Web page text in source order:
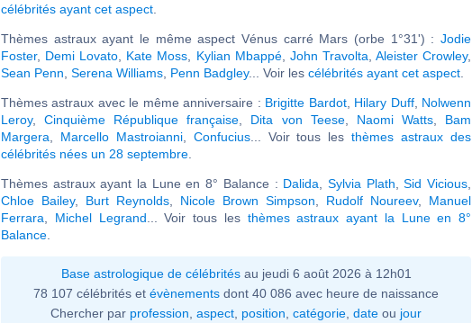
célébrités ayant cet aspect
Thèmes astraux ayant le même aspect Vénus carré Mars (orbe 1°31') : Jodie
Foster, Demi Lovato Kate Moss Kylian Mbappé, John Travolta Aleister Crowley,
Sean Penn Serena Williams Penn Badgley... Voir les célébrités ayant cet aspect
Thèmes astraux avec le même anniversaire : Brigitte Bardot, Hilary Duff, Nolwenn
Leroy,Cinquième République française Dita von Teese, Naomi Watts, Bam
Margera
Marcello Mastroianni, Confucius... Voir tous lesthèmes astraux des
célébrités nées un 28 septembre
Thèmes astraux ayant la Lune en 8° Balance : Dalida Sylvia Plath ,Sid Vicious
Chloe Bailey, Burt Reynolds Nicole Brown Simpson Rudolf Noureev, Manuel
Ferrara
Michel Legrand ... Voir tous les thèmes astraux ayant la Lune en 8°
Balance
Base astrologique de célébritésau jeudi 6 août 2026 à 12h01
78 107 célébrités et évènements dont 40 086 avec heure de naissance
Chercher par profession aspect position catégorie date ou jour